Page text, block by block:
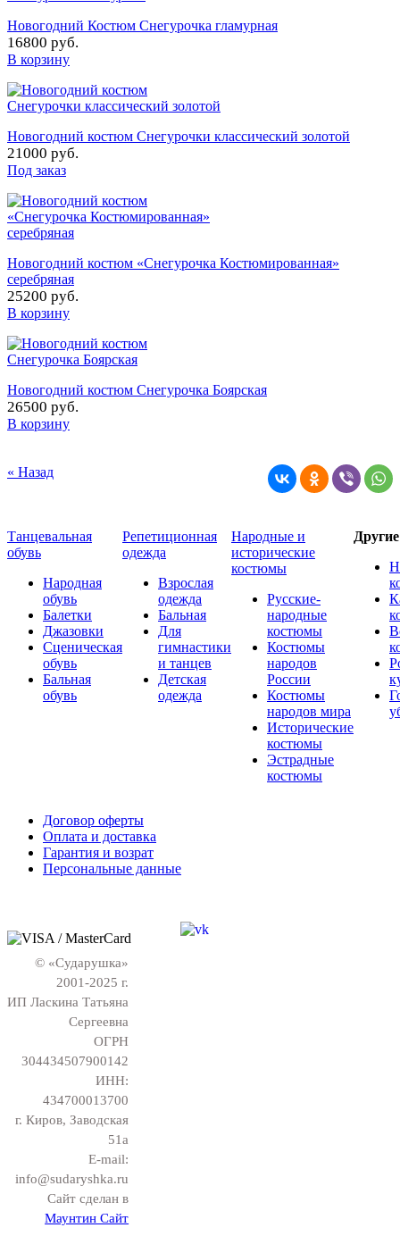
Новогодний Костюм Снегурочка гламурная
16800 руб.
В корзину
Новогодний костюм Снегурочки классический золотой
21000 руб.
Под заказ
Новогодний костюм «Снегурочка Костюмированная»
серебряная
25200 руб.
В корзину
Новогодний костюм Снегурочка Боярская
26500 руб.
В корзину
« Назад
Танцевальная
обувь
Народная
обувь
Балетки
Джазовки
Сценическая
обувь
Бальная
обувь
Репетиционная
одежда
Взрослая
одежда
Бальная
Для
гимнастики
и танцев
Детская
одежда
Народные и
исторические
костюмы
Русские-
народные
костюмы
Костюмы
народов
России
Костюмы
народов мира
Исторические
костюмы
Эстрадные
костюмы
Договор оферты
Оплата и доставка
Гарантия и возрат
Персональные данные
© «Сударушка»
2001-2025 г.
ИП Ласкина Татьяна
Сергеевна
ОГРН
304434507900142
ИНН:
434700013700
г. Киров, Заводская
51а
E-mail:
info@sudaryshka.ru
Сайт сделан в
Маунтин Сайт